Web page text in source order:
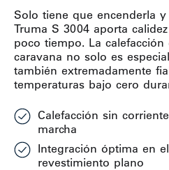
Solo tiene que encenderla
Truma S 3004 aporta
poco tiempo. La
caravana no solo es
también extremadamente
temperaturas bajo cero
Calefacción sin
marcha
Integración óptima en
revestimiento plano